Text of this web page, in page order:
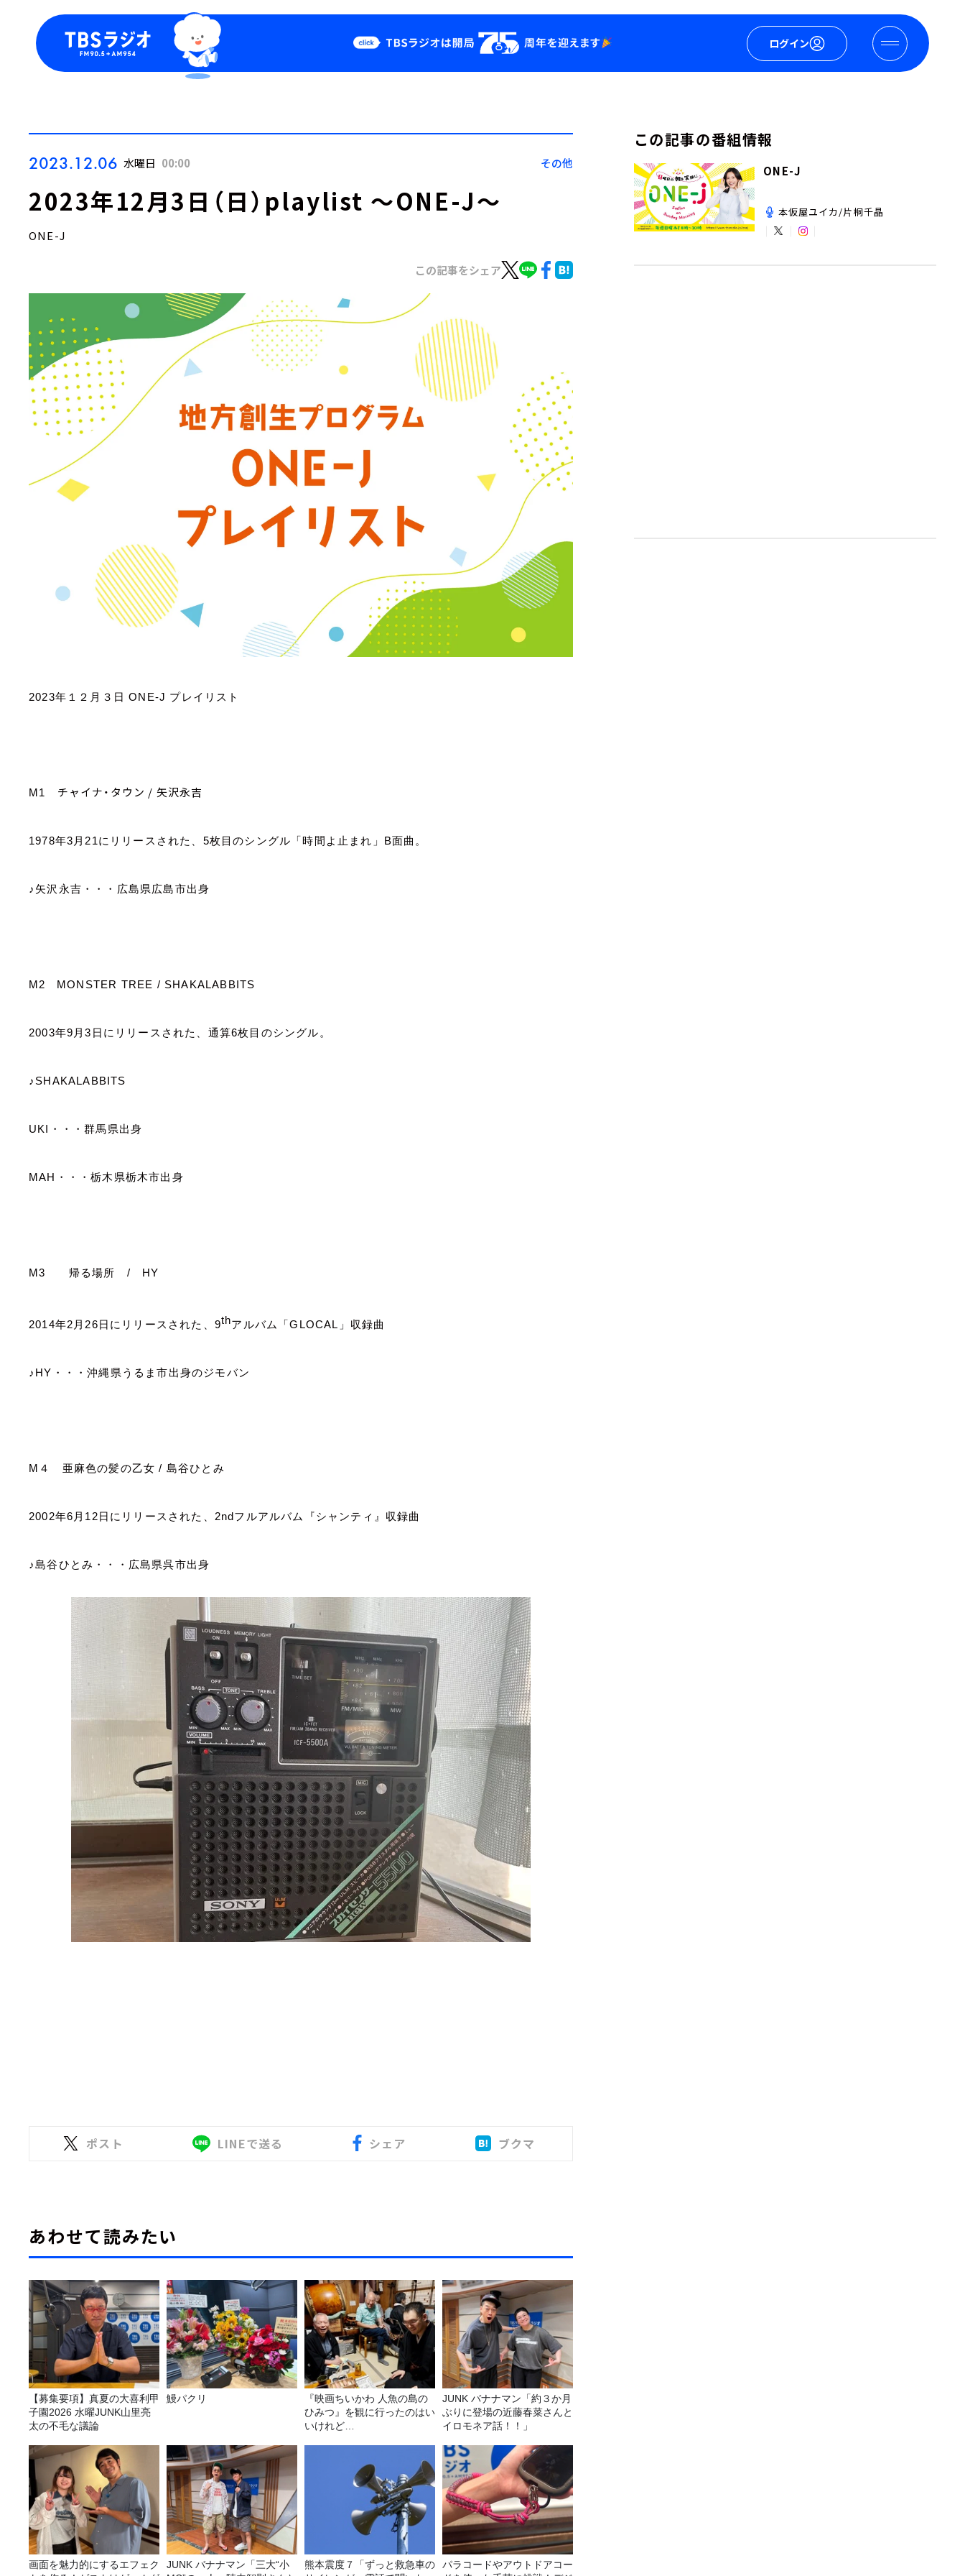
ログイン
Podcast
YouTube
2023.12.06 水曜日 00:00 その他
2023年12月3日（日）playlist ～ONE-J～
ONE-J
この記事をシェア
2023年１２月３日ONE-J プレイリスト
M1 チャイナ・タウン / 矢沢永吉
1978年3 月 21にリリースされた、 5枚目のシングル「時間よ止まれ」 B面曲。
♪矢沢永吉・・・広島県広島市出身
M2 MONSTER TREE / SHAKALABBITS
2003年9 月3 日にリリースされた、通算6枚目のシングル。
♪ SHAKALABBITS
UKI ・・・群馬県出身
MAH ・・・栃木県栃木市出身
M3 帰る場所 / HY
2014年2 月 26日にリリースされた、 9thアルバム「GLOCAL 」収録曲
♪ HY ・・・沖縄県うるま市出身のジモバン
M ４ 亜麻色の髪の乙女 / 島谷ひとみ
2002年6 月 12日にリリースされた、 2ndフルアルバム『シャンティ』収録曲
♪島谷ひとみ・・・広島県呉市出身
ポスト LINEで送る シェア ブクマ
あわせて読みたい
【募集要項】真夏の大喜利甲
子園2026 水曜JUNK山里亮
太の不毛な議論
鰻パクリ
『映画ちいかわ 人魚の島の
ひみつ』を観に行ったのはい
いけれど…
JUNK バナナマン「約３か月
ぶりに登場の近藤春菜さんと
イロモネア話！！」
画面を魅力的にするエフェク
JUNK バナナマン「三大“小
熊本震度７「ずっと救急車の
パラコードやアウトドアコー
この記事の番組情報
ONE-J
本仮屋ユイカ/片桐千晶